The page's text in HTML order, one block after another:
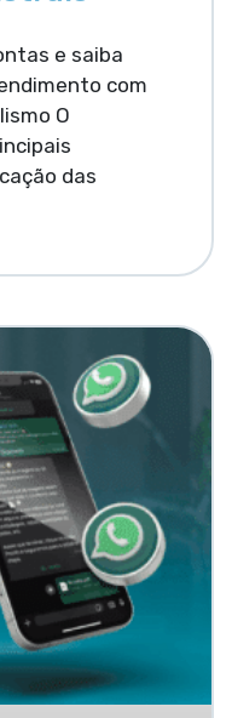
e saiba
com
O
das